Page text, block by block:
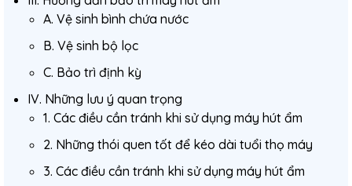
A. Vệ sinh bình chứa nước
B. Vệ sinh bộ lọc
C. Bảo trì định kỳ
IV. Những lưu ý quan trọng
1. Các điều cần tránh khi sử dụng máy hút ẩm
2. Những thói quen tốt để kéo dài tuổi thọ máy
3. Các điều cần tránh khi sử dụng máy hút ẩm